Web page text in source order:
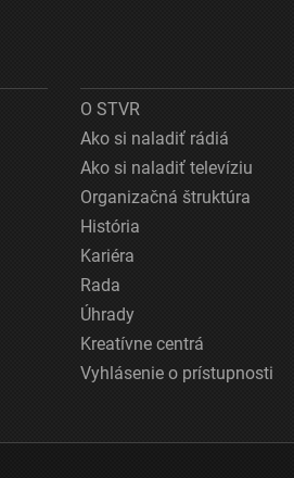
O STVR
Ako si naladiť rádiá
Ako si naladiť televíziu
Organizačná štruktúra
História
Kariéra
Rada
Úhrady
Kreatívne centrá
Vyhlásenie o prístupnosti